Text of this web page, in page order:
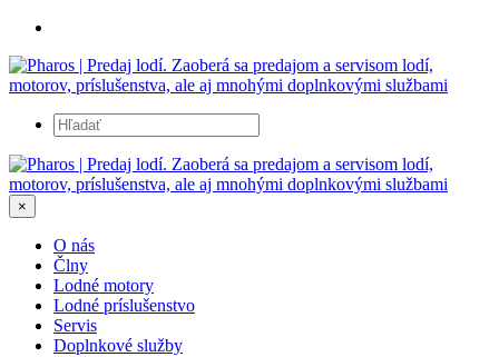
×
O nás
Člny
Lodné motory
Lodné príslušenstvo
Servis
Doplnkové služby